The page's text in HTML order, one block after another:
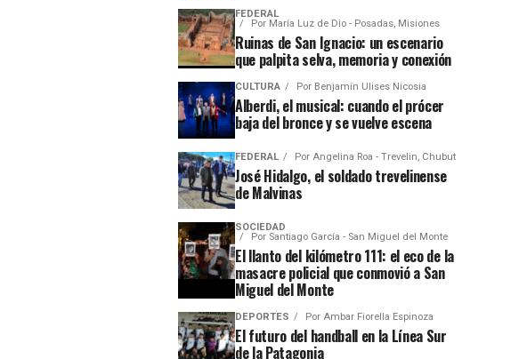
FEDERAL
Por María Luz de Dio - Posadas, Misiones
Ruinas de San Ignacio: un escenario
que palpita selva, memoria y conexión
CULTURA Por Benjamín Ulises Nicosia
Alberdi, el musical: cuando el prócer
baja del bronce y se vuelve escena
FEDERAL Por Angelina Roa - Trevelin, Chubut
José Hidalgo, el soldado trevelinense
de Malvinas
SOCIEDAD
Por Santiago García - San Miguel del Monte
El llanto del kilómetro 111: el eco de la
masacre policial que conmovió a San
Miguel del Monte
DEPORTES Por Ambar Fiorella Espinoza
El futuro del handball en la Línea Sur
de la Patagonia